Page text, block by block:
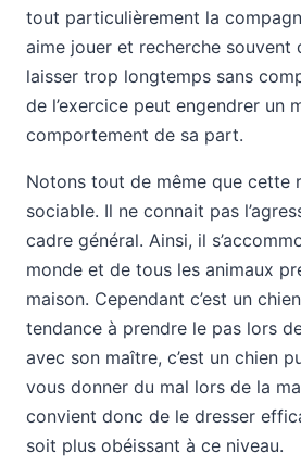
tout particulièrement la
aime jouer et recherche souvent
laisser trop longtemps sans
de l’exercice peut engendrer un
comportement de sa part.
Notons tout de même que cette
sociable. Il ne connait pas
cadre général. Ainsi, il
monde et de tous les animaux
maison. Cependant c’est un
tendance à prendre le pas lors
avec son maître, c’est un chien
vous donner du mal lors de la
convient donc de le dresser
soit plus obéissant à ce niveau.